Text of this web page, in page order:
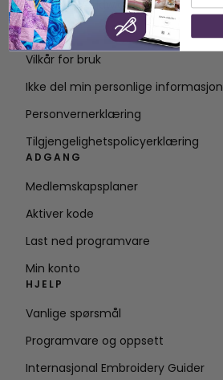
Om SVP Worldwide
Kontakt
Vilkår for bruk
Ikke del min personlige informasjon
Personvernerklæring
Tilgjengelighetspolicyerklæring
ADGANG
Medlemskapsplaner
Aktiver kode
Last ned programvare
Min konto
HJELP
Vanlige spørsmål
Programvare og oppsett
Internasjonal Embroidery Guider